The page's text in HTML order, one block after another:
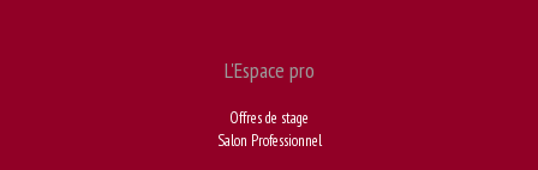
L'Espace pro
Offres de stage
Salon Professionnel